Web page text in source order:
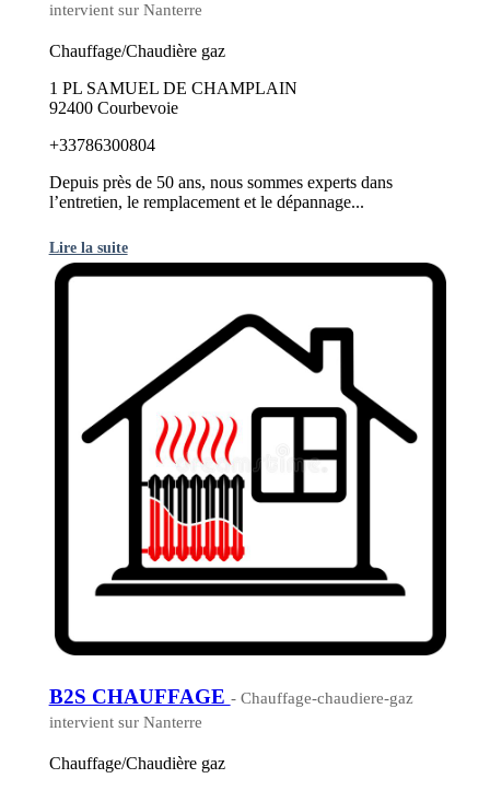
intervient sur Nanterre
Chauffage/Chaudière gaz
1 PL SAMUEL DE CHAMPLAIN
92400 Courbevoie
+33786300804
Depuis près de 50 ans, nous sommes experts dans
l’entretien, le remplacement et le dépannage...
Lire la suite
B2S CHAUFFAGE - Chauffage-chaudiere-gaz
intervient sur Nanterre
Chauffage/Chaudière gaz